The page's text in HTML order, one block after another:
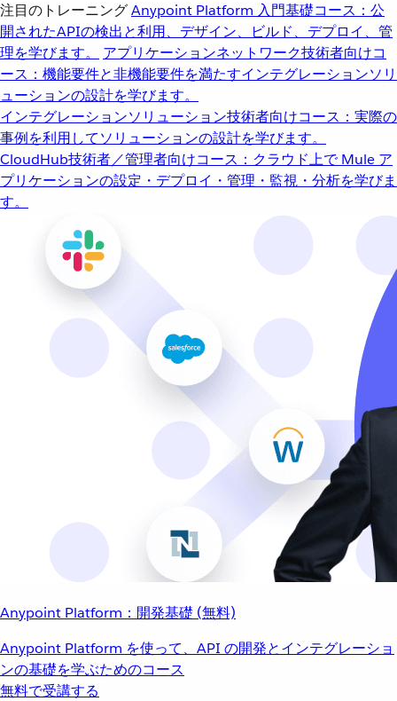
注目のトレーニングAnypoint Platform 入門基礎コース：公
開されたAPIの検出と利用、デザイン、ビルド、デプロイ、管
理を学びます。
アプリケーションネットワーク技術者向けコ
ース：機能要件と非機能要件を満たすインテグレーションソリ
ューションの設計を学びます。
インテグレーションソリューション技術者向けコース：実際の
事例を利用してソリューションの設計を学びます。
CloudHub技術者／管理者向けコース：クラウド上で Mule ア
プリケーションの設定・デプロイ・管理・監視・分析を学びま
す。
Anypoint Platform：開発基礎 (無料)
Anypoint Platform を使って、API の開発とインテグレーショ
ンの基礎を学ぶためのコース
無料で受講する